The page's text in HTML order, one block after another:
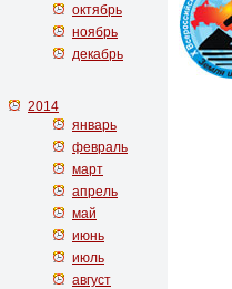
октябрь
ноябрь
декабрь
2014
январь
февраль
март
апрель
май
июнь
июль
август